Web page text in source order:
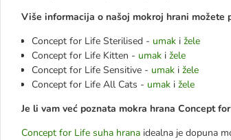
Više informacija o našoj mokroj hrani možete
Concept for Life Sterilised - umak i žele
Concept for Life Kitten - umak i žele
Concept for Life Sensitive - umak i žele
Concept for Life All Cats - umak i žele
Je li vam već poznata mokra hrana Concept
Concept for Life suha hrana idealna je dopuna